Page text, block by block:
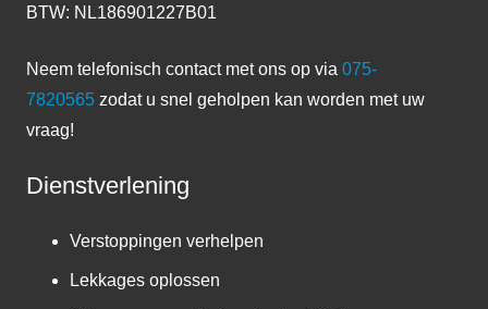
BTW: NL186901227B01
Neem telefonisch contact met ons op via 075-
7820565 zodat u snel geholpen kan worden met uw
vraag!
Dienstverlening
Verstoppingen verhelpen
Lekkages oplossen